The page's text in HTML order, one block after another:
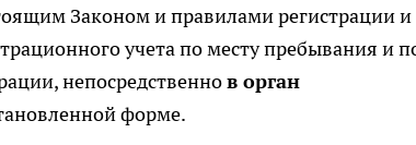
Законом и правилами регистрации и
учета по месту пребывания и
непосредственнов орган
форме.